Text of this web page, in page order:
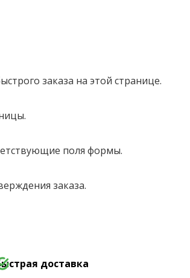
заказа на этой странице.
поля формы.
заказа.
доставка